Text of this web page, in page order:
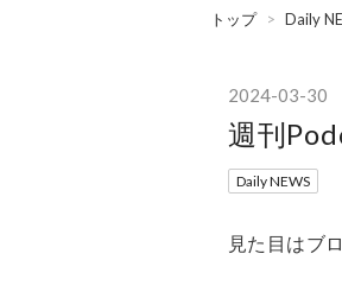
トップ > Daily
2024-03-30
週刊
Daily NEWS
見た目はブ